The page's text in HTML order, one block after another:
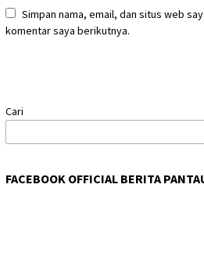
Simpan nama, email, dan situs web
komentar saya berikutnya.
Cari
FACEBOOK OFFICIAL BERITA